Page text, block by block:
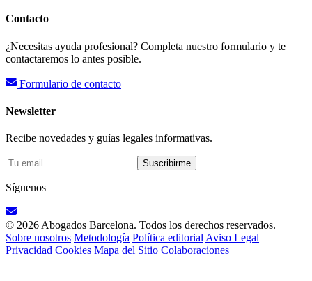
Contacto
¿Necesitas ayuda profesional? Completa nuestro formulario y te
contactaremos lo antes posible.
Formulario de contacto
Newsletter
Recibe novedades y guías legales informativas.
Suscribirme
Síguenos
© 2026 Abogados Barcelona. Todos los derechos reservados.
Sobre nosotros Metodología Política editorial Aviso Legal
Privacidad Cookies Mapa del Sitio Colaboraciones